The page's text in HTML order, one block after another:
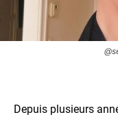
Depuis plusieurs